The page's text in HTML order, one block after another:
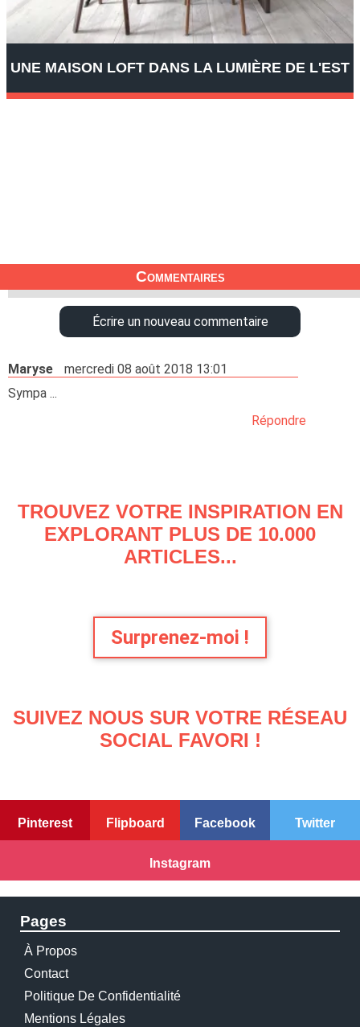
UNE MAISON LOFT DANS LA LUMIÈRE DE L'EST
Commentaires
Écrire un nouveau commentaire
Maryse
mercredi 08 août 2018 13:01
Sympa ...
Répondre
TROUVEZ VOTRE INSPIRATION EN
EXPLORANT PLUS DE 10.000
ARTICLES...
Surprenez-moi !
SUIVEZ NOUS SUR VOTRE RÉSEAU
SOCIAL FAVORI !
Pinterest Flipboard Facebook Twitter
Instagram
Pages
À Propos
Contact
Politique De Confidentialité
Mentions Légales